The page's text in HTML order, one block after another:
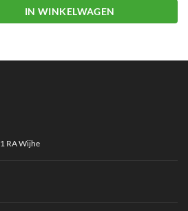
IN WINKELWAGEN
RA Wijhe